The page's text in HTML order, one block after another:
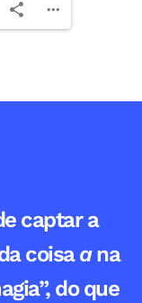
captar a
coisaana
do que